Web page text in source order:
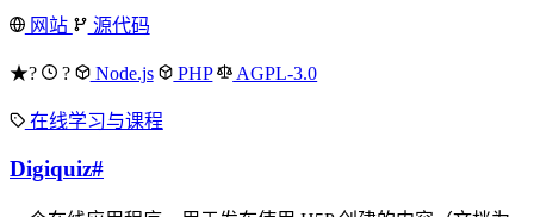
网站 源代码
★? ? Node.js PHP AGPL-3.0
在线学习与课程
Digiquiz#